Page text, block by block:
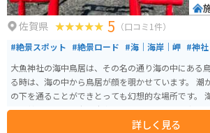
佐賀県 5 （口コミ1件）
#絶景スポット #絶景ロード #海｜海岸｜岬 #神
大魚神社の海中鳥居は、その名の通り海の中にある
る時は、海の中から鳥居が顔を覗かせています。 潮
の下を通ることができとっても幻想的な場所です。
で３基あります。広い駐車場もあり、トイレも完備
詳しく見る